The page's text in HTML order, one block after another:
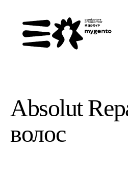
Absolut
волос